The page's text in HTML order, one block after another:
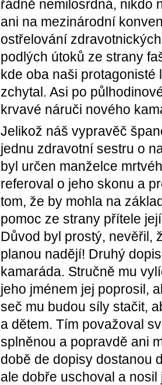
řádně nemilosrdná, nikdo
ani na mezinárodní
ostřelování
podlých útoků ze strany
kde oba naši protagonisté
zchytal. Asi po
krvavé náruči nového
Jelikož náš vypravěč
jednu zdravotní sestru o
byl určen manželce
referoval o jeho skonu a
tom, že by mohla na
pomoc ze strany přítele
Důvod byl prostý, nevěřil,
planou nadějí! Druhý
kamaráda. Stručně mu
jeho jménem jej poprosil,
seč mu budou síly stačit,
a dětem. Tím považoval
splněnou a popravdě ani
době de dopisy dostanou
ale dobře uschoval a